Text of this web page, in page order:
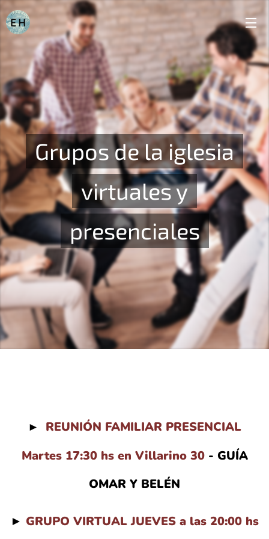
Grupos de la iglesia
virtuales y
presenciales
►
REUNIÓN FAMILIAR PRESENCIAL
Martes17:30 hs en Villarino 30- GUÍA
OMAR Y BELÉN
► GRUPO VIRTUAL JUEVES a las 20:00 hs